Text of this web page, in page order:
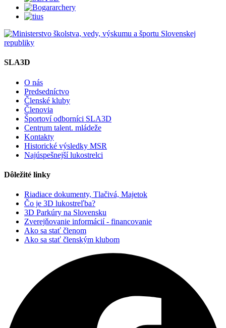
SLA3D
O nás
Predsedníctvo
Členské kluby
Členovia
Športoví odborníci SLA3D
Centrum talent. mládeže
Kontakty
Historické výsledky MSR
Najúspešnejší lukostrelci
Dôležité linky
Riadiace dokumenty, Tlačivá, Majetok
Čo je 3D lukostreľba?
3D Parkúry na Slovensku
Zverejňovanie informácií - financovanie
Ako sa stať členom
Ako sa stať členským klubom